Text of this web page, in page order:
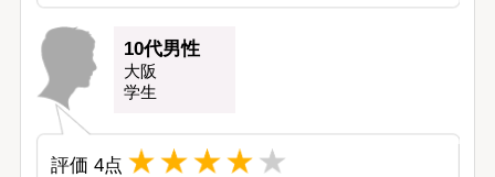
10代男性
大阪
学生
評価 4点